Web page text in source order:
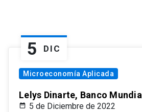
5 DIC
Microeconomía Aplicada
Lelys Dinarte, Banco Mundial
5 de Diciembre de 2022